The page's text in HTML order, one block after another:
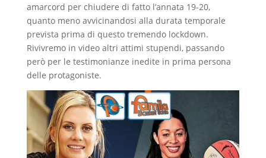
amarcord per chiudere di fatto l’annata 19-20,
quanto meno avvicinandosi alla durata temporale
prevista prima di questo tremendo lockdown.
Rivivremo in video altri attimi stupendi, passando
però per le testimonianze inedite in prima persona
delle protagoniste.